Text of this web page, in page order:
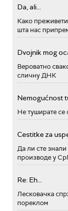
Da, ali...
Како
шта нас
Dvojnik mog
Вероватно
сличну ДНК
Nemogućnost
Не туширате се
Cestitke za
Да ли сте
производе у
Re: Eh...
Лесковачка
пореклом